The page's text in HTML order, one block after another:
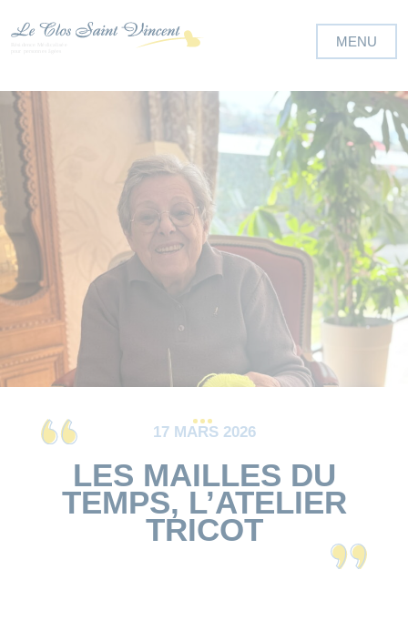
17 MARS 2026
LES MAILLES DU
TEMPS, L’ATELIER
TRICOT